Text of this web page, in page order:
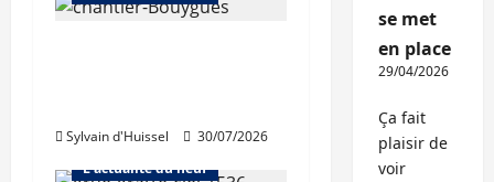
Sylvain d'Huissel 30/07/2026
Abonnés
L'actualité du neuf
se met
en place
29/04/2026
Ça fait
plaisir de
voir